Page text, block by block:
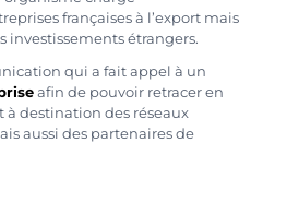
françaises à l’export mais
investissements étrangers.
qui a fait appel à un
afin de pouvoir retracer en
destination des réseaux
aussi des partenaires de